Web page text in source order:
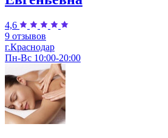
4,6
9 отзывов
г.Краснодар
Пн-Вс 10:00-20:00